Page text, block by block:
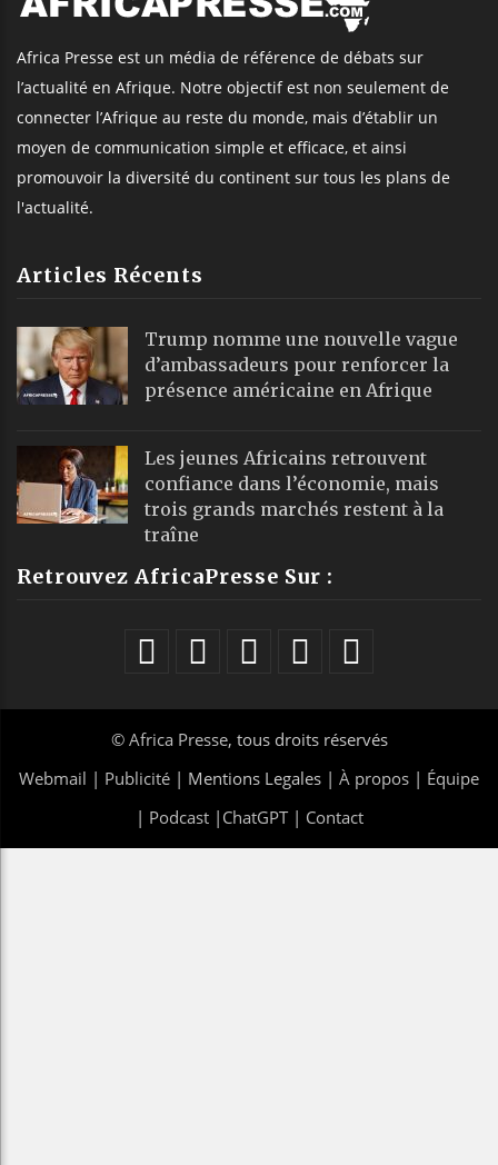
Africa Presse est un média de référence de débats sur
l’actualité en Afrique. Notre objectif est non seulement de
connecter l’Afrique au reste du monde, mais d’établir un
moyen de communication simple et efficace, et ainsi
promouvoir la diversité du continent sur tous les plans de
l'actualité.
Articles Récents
Trump nomme une nouvelle vague
d’ambassadeurs pour renforcer la
présence américaine en Afrique
Les jeunes Africains retrouvent
confiance dans l’économie, mais
trois grands marchés restent à la
traîne
Retrouvez AfricaPresse Sur :
© Africa Presse, tous droits réservés
Webmail | Publicité | Mentions Legales | À propos | Équipe
| Podcast| ChatGPT| Contact